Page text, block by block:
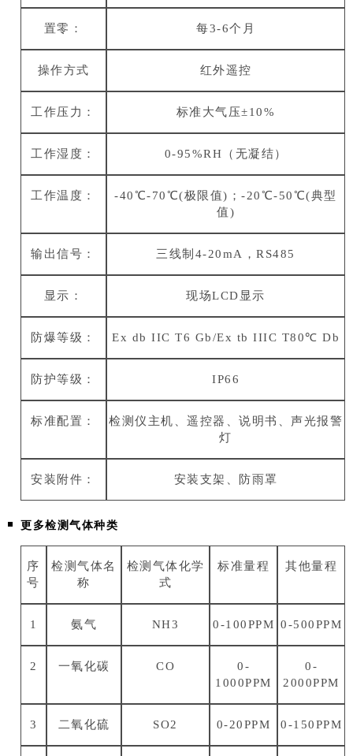
置零： 每3-6个月
操作方式 红外遥控
工作压力： 标准大气压±10%
工作湿度： 0-95%RH（无凝结）
工作温度：
-40℃-70℃(极限值)；-20℃-50℃(典型
值)
输出信号： 三线制4-20mA，RS485
显示： 现场LCD显示
防爆等级： Ex db IIC T6 Gb/Ex tb IIIC T80℃ Db
防护等级： IP66
标准配置：
检测仪主机、遥控器、说明书、声光报警
灯
安装附件： 安装支架、防雨罩
更多检测气体种类
序
号
检测气体名
称
检测气体化学
式
标准量程 其他量程
1 氨气 NH3 0-100PPM 0-500PPM
2 一氧化碳 CO
0-
1000PPM
0-
2000PPM
3 二氧化硫 SO2 0-20PPM 0-150PPM